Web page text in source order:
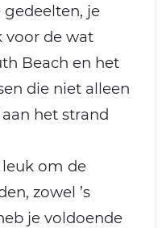
je
voor de wat
Beach en het
die niet alleen
het strand
leuk om de
zowel ’s
je voldoende